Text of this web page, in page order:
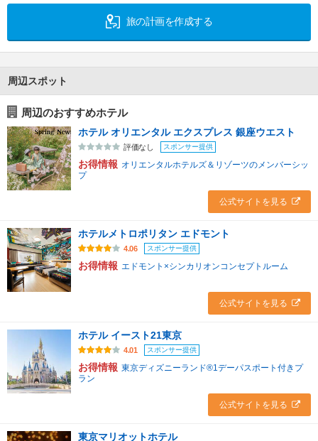
旅の計画を作成する
周辺スポット
周辺のおすすめホテル
ホテル オリエンタル エクスプレス 銀座ウエスト
評価なし スポンサー提供
お得情報 オリエンタルホテルズ＆リゾーツのメンバーシッ
プ
公式サイトを見る
ホテルメトロポリタン エドモント
4.06 スポンサー提供
お得情報 エドモント×シンカリオンコンセプトルーム
公式サイトを見る
ホテル イースト21東京
4.01 スポンサー提供
お得情報 東京ディズニーランド®1デーパスポート付きプ
ラン
公式サイトを見る
東京マリオットホテル